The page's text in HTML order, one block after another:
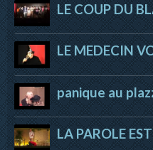
LE COUP DU
LE MEDECIN
panique au
LA PAROLE